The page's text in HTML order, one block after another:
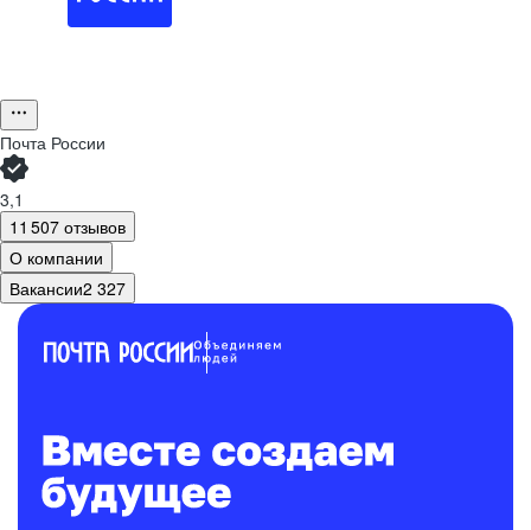
Почта России
3,1
11 507 отзывов
О компании
Вакансии2 327